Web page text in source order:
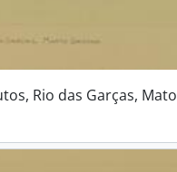
Rio das Garças, Mato